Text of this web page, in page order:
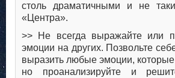
столь драматичными и не
«Центра».
>> Не всегда выражайте или
эмоции на других. Позвольте
выразить любые эмоции,
но проанализируйте и